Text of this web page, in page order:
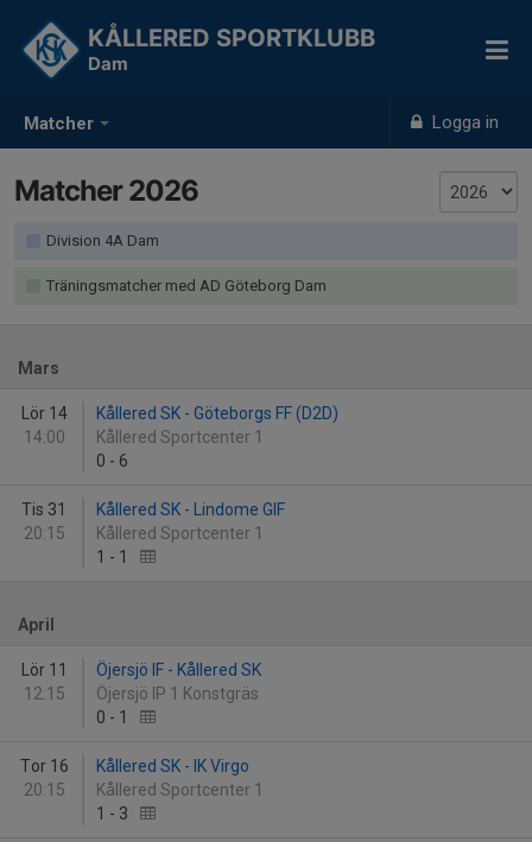
Matcher Logga in
KÅLLERED SPORTKLUBB
Dam
Matcher 2026
Division 4A Dam
Träningsmatcher med AD Göteborg Dam
Mars
Lör 14
14:00
Kållered SK - Göteborgs FF (D2D)
Kållered Sportcenter 1
0 - 6
Tis 31
20:15
Kållered SK - Lindome GIF
Kållered Sportcenter 1
1 - 1
April
Lör 11
12:15
Öjersjö IF - Kållered SK
Öjersjö IP 1 Konstgräs
0 - 1
Tor 16
20:15
Kållered SK - IK Virgo
Kållered Sportcenter 1
1 - 3